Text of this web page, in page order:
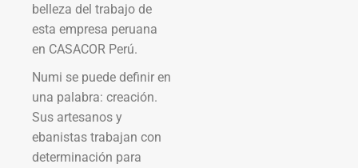
belleza del trabajo de
esta empresa peruana
en CASACOR Perú.
Numi se puede definir en
una palabra: creación.
Sus artesanos y
ebanistas trabajan con
determinación para